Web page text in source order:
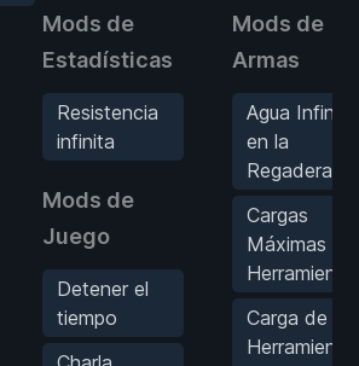
Mods de
Estadísticas
Resistencia
infinita
Mods de
Juego
Detener el
tiempo
Mods de
Armas
Agua Infinita
en la
Regadera
Cargas
Máximas de
Carga de
Herramienta